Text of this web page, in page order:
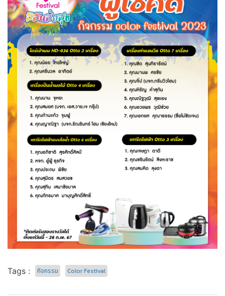
Tags : กิจกรรม Color Festival